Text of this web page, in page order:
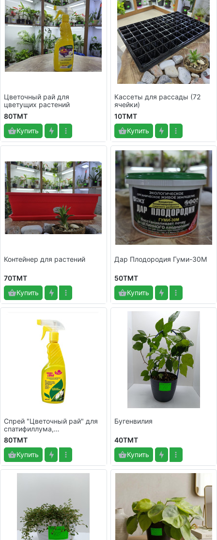
Цветочный рай для
цветущих растений
80TMT
Купить
Кассеты для рассады (72
ячейки)
10TMT
Купить
Контейнер для растений
70TMT
Купить
Дар Плодородия Гуми-30М
50TMT
Купить
Спрей "Цветочный рай" для
спатифиллума,
замиокулькаса, антуриума.
80TMT
Купить
Бугенвилия
40TMT
Купить